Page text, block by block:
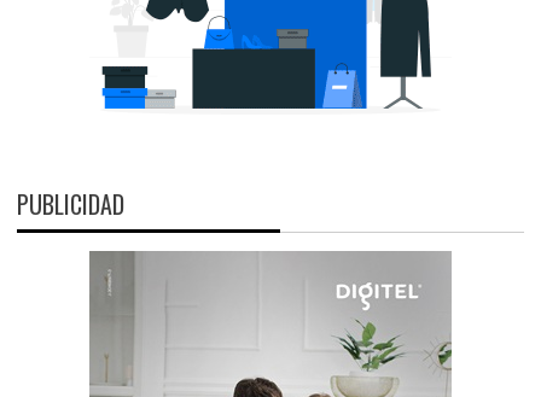
PUBLICIDAD